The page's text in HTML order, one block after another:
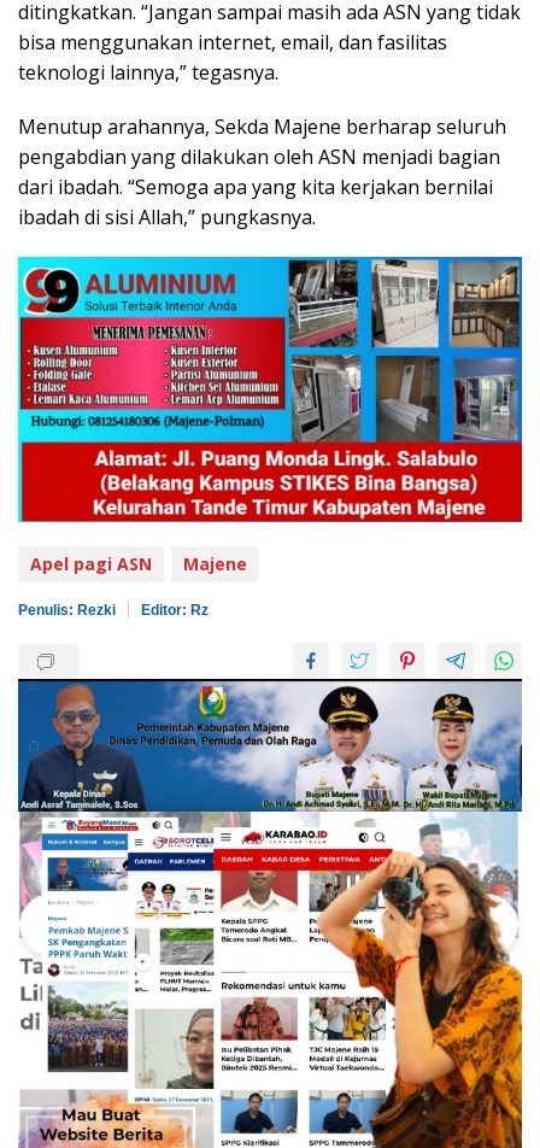
ditingkatkan. “Jangan sampai masih ada ASN yang tidak
bisa menggunakan internet, email, dan fasilitas
teknologi lainnya,” tegasnya.
Menutup arahannya, Sekda Majene berharap seluruh
pengabdian yang dilakukan oleh ASN menjadi bagian
dari ibadah. “Semoga apa yang kita kerjakan bernilai
ibadah di sisi Allah,” pungkasnya.
Apel pagi ASN Majene
Penulis: Rezki Editor: Rz